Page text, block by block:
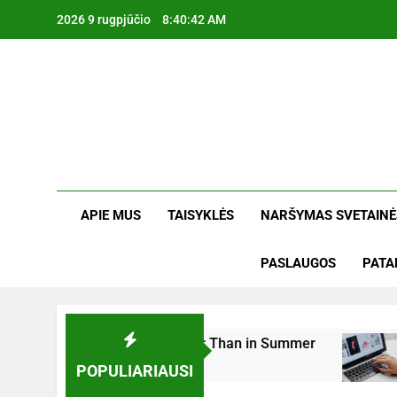
2026 9 rugpjūčio 8:40:43 AM
APIE MUS TAISYKLĖS NARŠYMAS
PASLAUGOS
POPULIARIAUSI
Louder in Winter Than in Summer